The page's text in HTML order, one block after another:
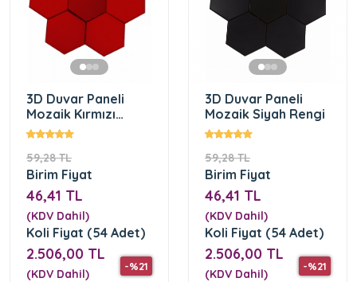
3D Duvar Paneli
Mozaik Kırmızı
Rengi
59,28 TL
-%21
Birim Fiyat
46,41 TL
(KDV Dahil)
Koli Fiyat (54 Adet)
2.506,00 TL
(KDV Dahil)
3D Duvar Paneli
Mozaik Siyah Rengi
59,28 TL
-%21
Birim Fiyat
46,41 TL
(KDV Dahil)
Koli Fiyat (54 Adet)
2.506,00 TL
(KDV Dahil)